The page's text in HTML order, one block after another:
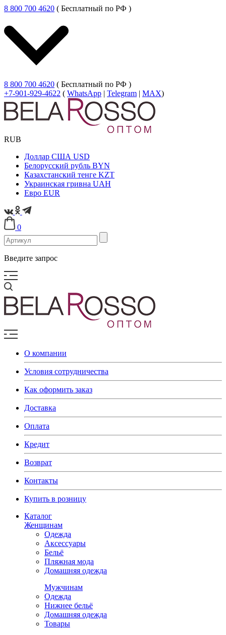
8 800 700 4620 ( Бесплатный по РФ )
8 800 700 4620 ( Бесплатный по РФ )
+7-901-929-4622 ( WhatsApp | Telegram | MAX)
RUB
Доллар США USD
Белорусский рубль BYN
Казахстанский тенге KZT
Украинская гривна UAH
Евро EUR
0
Введите запрос
О компании
Условия сотрудничества
Как оформить заказ
Доставка
Оплата
Кредит
Возврат
Контакты
Купить в розницу
Каталог
Женщинам
Одежда
Аксессуары
Бельё
Пляжная мода
Домашняя одежда
Мужчинам
Одежда
Нижнее бельё
Домашняя одежда
Товары